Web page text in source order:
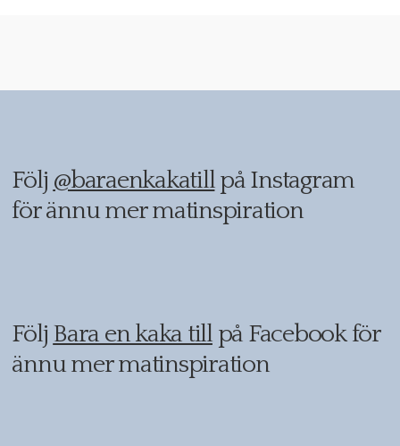
Följ @baraenkakatillpå Instagram
för ännu mer matinspiration
Följ Bara en kaka tillpå Facebook för
ännu mer matinspiration